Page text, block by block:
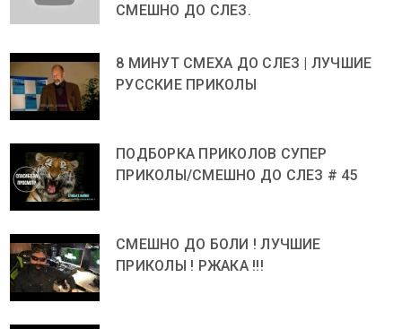
СМЕШНО ДО СЛЕЗ.
8 МИНУТ СМЕХА ДО СЛЕЗ | ЛУЧШИЕ
РУССКИЕ ПРИКОЛЫ
ПОДБОРКА ПРИКОЛОВ СУПЕР
ПРИКОЛЫ/СМЕШНО ДО СЛЕЗ # 45
СМЕШНО ДО БОЛИ ! ЛУЧШИЕ
ПРИКОЛЫ ! РЖАКА !!!